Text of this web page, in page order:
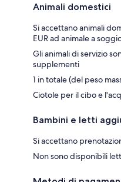
Animali domestici
Si accettano animali
EUR ad animale a
Gli animali di servizio
supplementi
1 in totale (del peso
Ciotole per il cibo e
Bambini e letti
Si accettano
Non sono disponibili